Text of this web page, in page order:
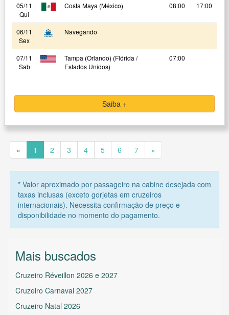
05/11
Qui
Costa Maya (México) 08:00 17:00
06/11
Sex
Navegando
07/11
Sab
Tampa (Orlando) (Flórida /
Estados Unidos)
07:00
Saiba +
« 1 2 3 4 5 6 7 »
* Valor aproximado por passageiro na cabine desejada com
taxas inclusas (exceto gorjetas em cruzeiros
internacionais). Necessita confirmação de preço e
disponibilidade no momento do pagamento.
Mais buscados
Cruzeiro Réveillon 2026 e 2027
Cruzeiro Carnaval 2027
Cruzeiro Natal 2026